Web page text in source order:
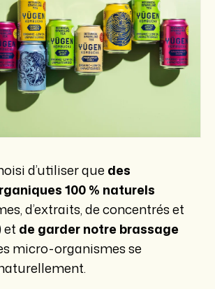
d’utiliser que des
100 % naturels
d’extraits, de concentrés et
et de garder notre brassage
micro-organismes se